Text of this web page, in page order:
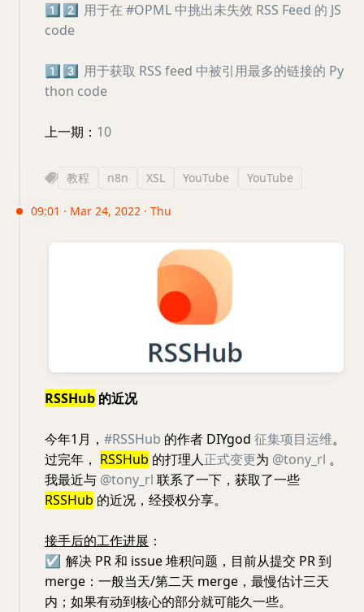
1️⃣ 2️⃣ 用于在 #OPML 中挑出未失效 RSS Feed 的 JS
code
1️⃣3️⃣ 用于获取 RSS feed 中被引用最多的链接的 Py
thon code
上一期： 10
教程 n8n XSL YouTube YouTube
09:01 · Mar 24, 2022 · Thu
RSSHub 的近况
今年1月， #RSSHub 的作者 DIYgod 征集项目运维。
过完年， RSSHub 的打理人正式变更为 @tony_rl 。
我最近与 @tony_rl 联系了一下，获取了一些
RSSHub 的近况，经授权分享。
接手后的工作进展 ：
☑️ 解决 PR 和 issue 堆积问题，目前从提交 PR 到
merge：一般当天/第二天 merge，最慢估计三天
内；如果有动到核心的部分就可能久一些。